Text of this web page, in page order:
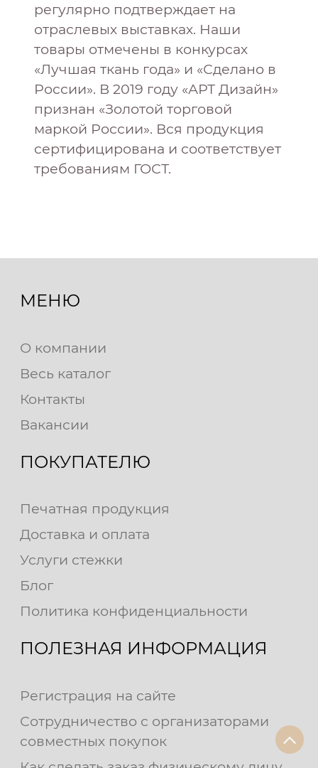
регулярно подтверждает на
отраслевых выставках. Наши
товары отмечены в конкурсах
«Лучшая ткань года» и «Сделано в
России». В 2019 году «АРТ Дизайн»
признан «Золотой торговой
маркой России». Вся продукция
сертифицирована и соответствует
требованиям ГОСТ.
МЕНЮ
О компании
Весь каталог
Контакты
Вакансии
ПОКУПАТЕЛЮ
Печатная продукция
Доставка и оплата
Услуги стежки
Блог
Политика конфиденциальности
ПОЛЕЗНАЯ ИНФОРМАЦИЯ
Регистрация на сайте
Сотрудничество с организаторами
совместных покупок